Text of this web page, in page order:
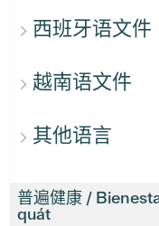
西班牙语文件
越南语文件
其他语言
普遍健康 /
quát